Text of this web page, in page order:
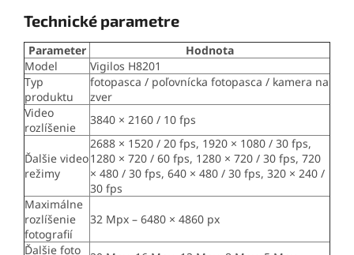
Technické parametre
Parameter
Hodnota
Model
Vigilos H8201
Typ
produktu
fotopasca / poľovnícka fotopasca / kamera na
zver
Video
rozlíšenie
3840 × 2160 / 10 fps
Ďalšie video
režimy
2688 × 1520 / 20 fps, 1920 × 1080 / 30 fps,
1280 × 720 / 60 fps, 1280 × 720 / 30 fps, 720
× 480 / 30 fps, 640 × 480 / 30 fps, 320 × 240 /
30 fps
Maximálne
rozlíšenie
fotografií
32 Mpx – 6480 × 4860 px
Ďalšie foto